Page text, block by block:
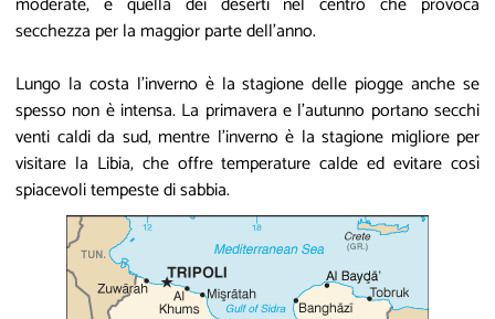
secchezza per la maggior parte dell'anno.
Lungo la costa l'inverno è la stagione delle piogge anche se
spesso non è intensa. La primavera e l’autunno portano secchi
venti caldi da sud, mentre l'inverno è la stagione migliore per
visitare la Libia, che offre temperature calde ed evitare così
spiacevoli tempeste di sabbia.